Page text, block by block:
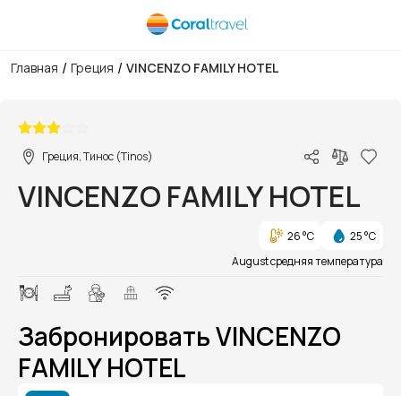
Главная / Греция / VINCENZO FAMILY HOTEL
Греция, Тинос (Tinos)
VINCENZO FAMILY HOTEL
26 °C
25 °C
August средняя температура
Забронировать VINCENZO
FAMILY HOTEL